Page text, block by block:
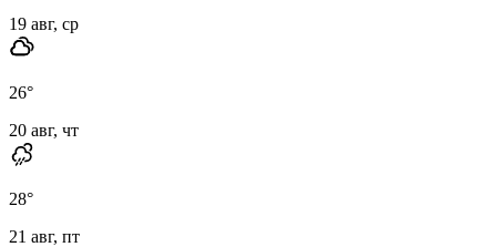
19 авг, ср
26°
20 авг, чт
28°
21 авг, пт